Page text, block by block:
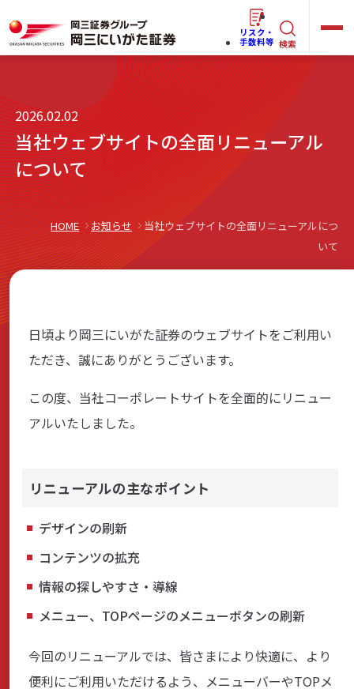
ー
ワ
ー
ド
で
探
す
らくらくネット情報便
法人(オーナー)さま向けサービス
サポート・お手続き
リスク・
手数料等 検索
キ
ー
ド
で
探
す
2026.02.02
当社ウェブサイトの全面リニューアル
について
HOME お知らせ
当社ウェブサイトの全面リニューアルにつ
いて
日頃より岡三にいがた証券のウェブサイトをご利用い
ただき、誠にありがとうございます。
この度、当社コーポレートサイトを全面的にリニュー
アルいたしました。
リニューアルの主なポイント
デザインの刷新
コンテンツの拡充
情報の探しやすさ・導線
メニュー、TOPページのメニューボタンの刷新
今回のリニューアルでは、皆さまにより快適に、より
便利にご利用いただけるよう、メニューバーやTOPメ